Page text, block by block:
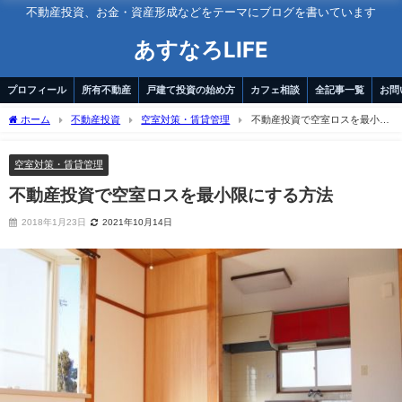
不動産投資、お金・資産形成などをテーマにブログを書いています
あすなろLIFE
プロフィール 所有不動産 戸建て投資の始め方 カフェ相談 全記事一覧 お
ホーム 不動産投資 空室対策・賃貸管理
不動産投資で空室ロスを最小限
空室対策・賃貸管理
不動産投資で空室ロスを最小限にする方法
2018年1月23日 2021年10月14日